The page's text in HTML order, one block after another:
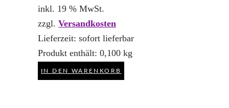
inkl. 19 % MwSt.
zzgl. Versandkosten
Lieferzeit: sofort lieferbar
Produkt enthält: 0,100 kg
IN DEN WARENKORB